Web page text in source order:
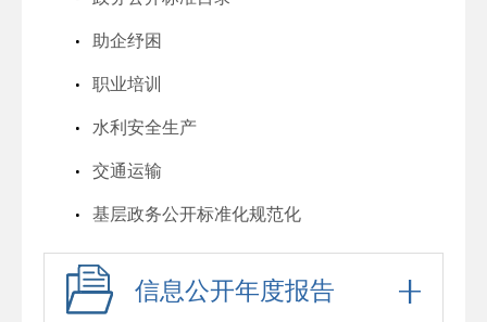
助企纾困
职业培训
水利安全生产
交通运输
基层政务公开标准化规范化
信息公开年度报告